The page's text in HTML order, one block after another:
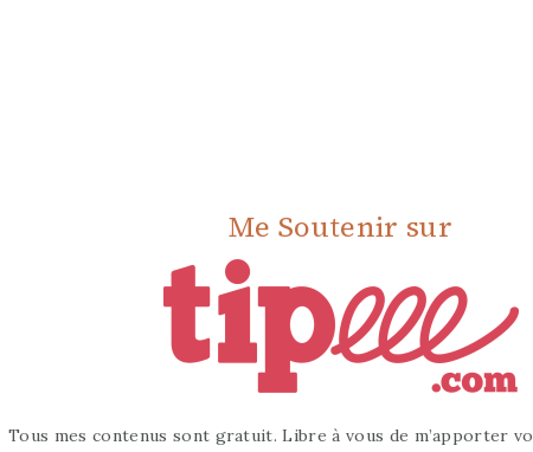
Me Soutenir sur
Tous mes contenus sont gratuit. Libre à vous de m’apporter